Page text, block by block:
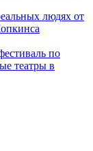
людях от
по
театры в